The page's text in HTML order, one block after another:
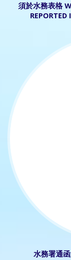
須於水務表格
水務署通